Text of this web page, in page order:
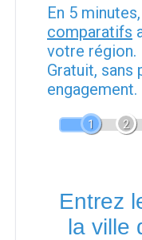
En 5
comparatifs
votre région.
Gratuit, sans
engagement.
1 2
Entrez
la ville